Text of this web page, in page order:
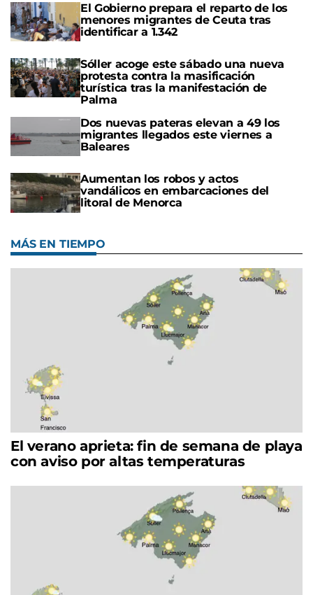
El Gobierno prepara el reparto de los
menores migrantes de Ceuta tras
identificar a 1.342
Sóller acoge este sábado una nueva
protesta contra la masificación
turística tras la manifestación de
Palma
Dos nuevas pateras elevan a 49 los
migrantes llegados este viernes a
Baleares
Aumentan los robos y actos
vandálicos en embarcaciones del
litoral de Menorca
MÁS EN TIEMPO
El verano aprieta: fin de semana de playa
con aviso por altas temperaturas